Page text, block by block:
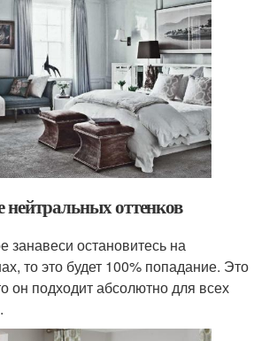
нейтральных оттенков
занавеси остановитесь на
то это будет 100% попадание. Это
он подходит абсолютно для всех